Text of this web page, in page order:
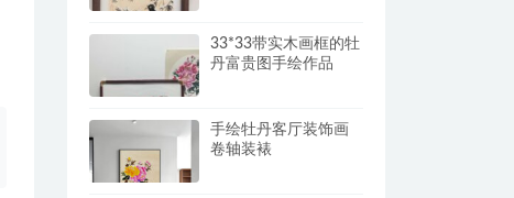
33*33带实木画框的牡
丹富贵图手绘作品
手绘牡丹客厅装饰画
卷轴装裱